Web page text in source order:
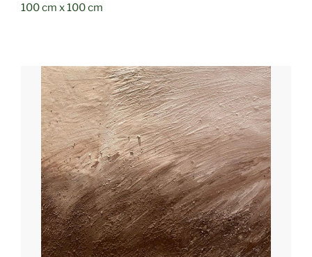
100 cm x 100 cm